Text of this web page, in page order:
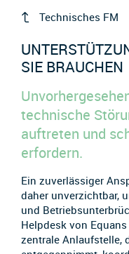
Technisches FM
SIE BRAUCHEN
technische
auftreten und
erfordern.
Ein zuverlässiger
daher unverzichtbar,
und
Helpdesk von
zentrale Anlaufstelle,